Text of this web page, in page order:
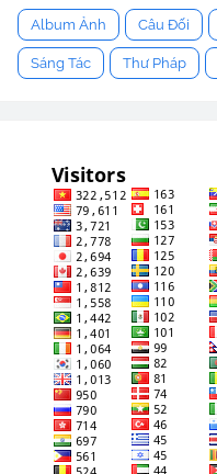
Album Ảnh Câu Đối
Sáng Tác Thư Pháp